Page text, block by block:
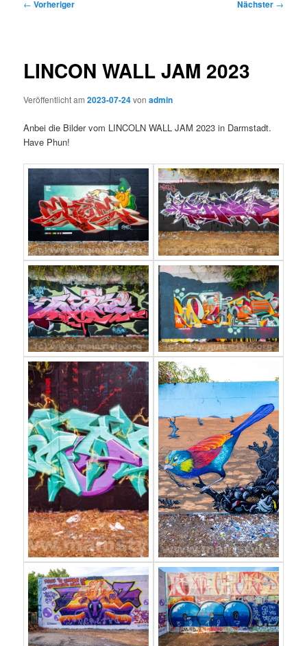
← Vorheriger Nächster →
LINCON WALL JAM 2023
Veröffentlicht am2023-07-24vonadmin
Anbei die Bilder vom LINCOLN WALL JAM 2023 in Darmstadt.
Have Phun!